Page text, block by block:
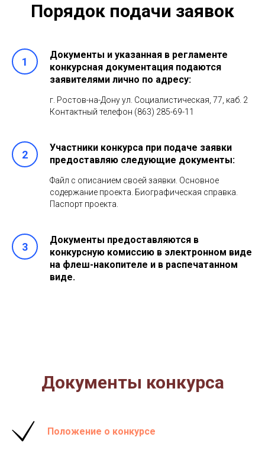
Порядок подачи заявок
Документы и указанная в регламенте
конкурсная документация подаются
заявителями лично по адресу:
г. Ростов-на-Дону ул. Социалистическая, 77, каб. 2
Контактный телефон (863) 285-69-11
Участники конкурса при подаче заявки
предоставляю следующие документы:
Файл с описанием своей заявки. Основное
содержание проекта. Биографическая справка.
Паспорт проекта.
Документы предоставляются в
конкурсную комиссию в электронном виде
на флеш-накопителе и в распечатанном
виде.
Документы конкурса
Положение о конкурсе